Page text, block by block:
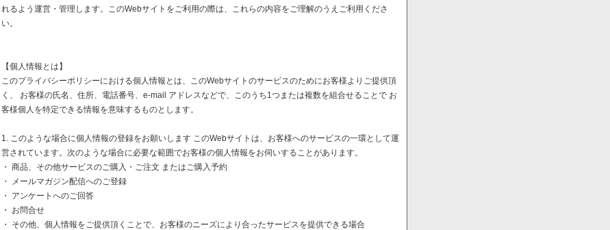
れるよう運営・管理します。このWebサイトをご利用の際は、これらの内容をご理解のうえご利用くださ
い。
【個人情報とは】
このプライバシーポリシーにおける個人情報とは、このWebサイトのサービスのためにお客様よりご提供頂
く、 お客様の氏名、住所、電話番号、e-mail アドレスなどで、このうち1つまたは複数を組合せることで お
客様個人を特定できる情報を意味するものとします。
1. このような場合に個人情報の登録をお願いします このWebサイトは、お客様へのサービスの一環として運
営されています。次のような場合に必要な範囲でお客様の個人情報をお伺いすることがあります。
・ 商品、その他サービスのご購入・ご注文 またはご購入予約
・ メールマガジン配信へのご登録
・ アンケートへのご回答
・ お問合せ
・ その他、個人情報をご提供頂くことで、お客様のニーズにより合ったサービスを提供できる場合